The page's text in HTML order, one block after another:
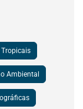
Ambiental